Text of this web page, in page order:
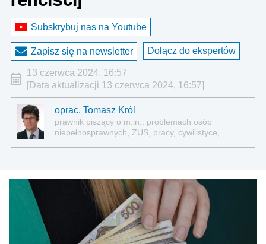
Subskrybuj nas na Youtube
Zapisz się na newsletter Dołącz do ekspertów
13 czerwca 2024, 16:57
[Data aktualizacji 13 czerwca 2024, 16:57]
oprac. Tomasz Król
prawnik piszący o m.in.: problemach osób
niepełnosprawnych, ZUS, pracy, cywilistyce,